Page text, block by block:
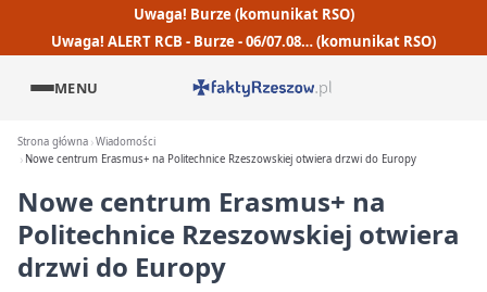
Uwaga! Burze (komunikat RSO)
Uwaga! ALERT RCB - Burze - 06/07.08… (komunikat RSO)
MENU
Strona główna Wiadomości
Nowe centrum Erasmus+ na Politechnice Rzeszowskiej otwiera drzwi do Europy
Nowe centrum Erasmus+ na
Politechnice Rzeszowskiej otwiera
drzwi do Europy